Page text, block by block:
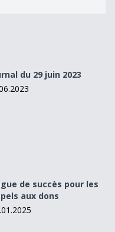
du 29 juin 2023
dons
de succès pour les
aux dons